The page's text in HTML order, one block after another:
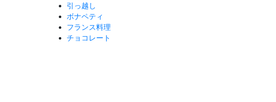
引っ越し
ボナペティ
フランス料理
チョコレート